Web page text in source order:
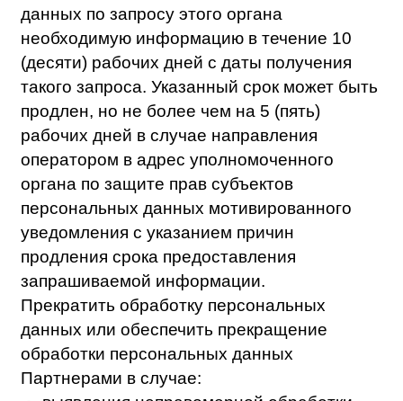
выявленного инцидента (при наличии).
ОБРАЩЕНИЯ ПОЛЬЗОВАТЕЛЕЙ
При наличии у Пользователя вопросов,
требований или запросов относительно
обработки персональных данных, в том
числе отзыва согласия на их обработку, или
по любому иному вопросу необходимо
направить свое обращение на электронную
почту: sales@biscollege.ru.
Обращение должно быть отправлено с
адреса электронной почты,
предоставленному Пользователем
Оператору на сайте или в договоре в
качестве уполномоченного адреса
электронной почты.
ИЗМЕНЕНИЕ ПОЛИТИКИ
Оператор вправе вносить изменения в